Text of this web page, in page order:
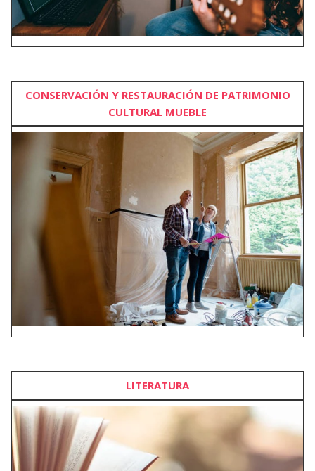
CONSERVACIÓN Y RESTAURACIÓN DE PATRIMONIO
CULTURAL MUEBLE
LITERATURA